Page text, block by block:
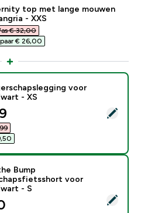
top met lange mouwen
- XXS
price
€ 32,00‎
€ 26,00‎
- MP zwangerschapslegging
voor
- XS
price
- MP Over the Bump
Bump
voor
- S
price